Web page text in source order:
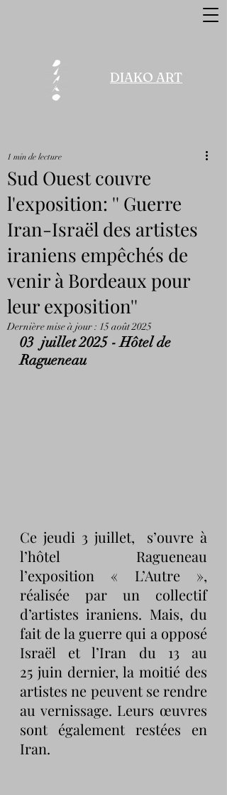
DIAKO ART
Sud Ouest couvre
l'exposition: '' Guerre
Iran-Israël des artistes
iraniens empêchés de
venir à Bordeaux pour
leur exposition''
1 min de lecture
Dernière mise à jour : 15 août 2025
03  juillet 2025 - Hôtel de
Ragueneau
Ce jeudi 3 juillet,  s’ouvre à
l’hôtel Ragueneau
l’exposition « L’Autre »,
réalisée par un collectif
d’artistes iraniens. Mais, du
fait de la guerre qui a opposé
Israël et l’Iran du 13 au
25 juin dernier, la moitié des
artistes ne peuvent se rendre
au vernissage. Leurs œuvres
sont également restées en
Iran.